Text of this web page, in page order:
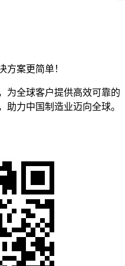
方案更简单！
为全球客户提供高效可靠的
助力中国制造业迈向全球。